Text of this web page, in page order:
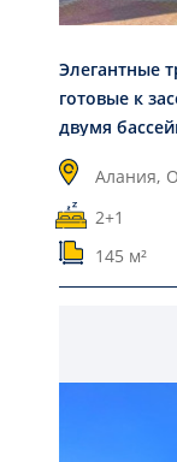
Элегантные
готовые к
двумя
Алания,
2+1
145 м²